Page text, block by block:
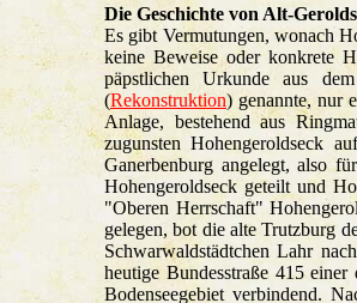
Die Geschichte von Alt-
Es gibt Vermutungen, wonach
keine Beweise oder konkrete
päpstlichen Urkunde aus
(Rekonstruktion) genannte, nur
Anlage, bestehend aus
zugunsten Hohengeroldseck
Ganerbenburg angelegt, also
Hohengeroldseck geteilt und
"Oberen Herrschaft"
gelegen, bot die alte Trutzburg
Schwarwaldstädtchen Lahr
heutige Bundesstraße 415
Bodenseegebiet verbindend.